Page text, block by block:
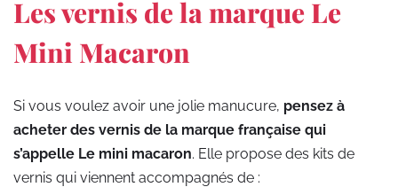
Les vernis de la marque Le
Mini Macaron
Si vous voulez avoir une jolie manucure, pensez à
acheter des vernis de la marque française qui
s’appelle Le mini macaron. Elle propose des kits de
vernis qui viennent accompagnés de :